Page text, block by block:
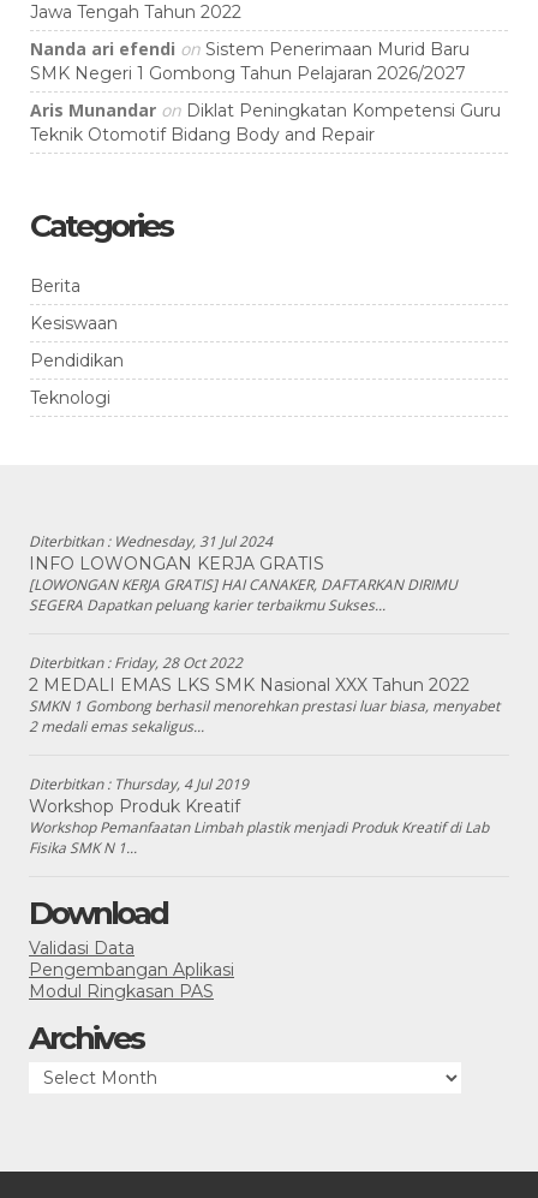
Jawa Tengah Tahun 2022
Nanda ari efendi on Sistem Penerimaan Murid Baru
SMK Negeri 1 Gombong Tahun Pelajaran 2026/2027
Aris Munandar on Diklat Peningkatan Kompetensi Guru
Teknik Otomotif Bidang Body and Repair
Categories
Berita
Kesiswaan
Pendidikan
Teknologi
Diterbitkan : Wednesday, 31 Jul 2024
INFO LOWONGAN KERJA GRATIS
[LOWONGAN KERJA GRATIS] HAI CANAKER, DAFTARKAN DIRIMU
SEGERA Dapatkan peluang karier terbaikmu Sukses...
Diterbitkan :Friday, 28 Oct 2022
2 MEDALI EMAS LKS SMK Nasional XXX Tahun 2022
SMKN 1 Gombong berhasil menorehkan prestasi luar biasa, menyabet
2 medali emas sekaligus...
Diterbitkan : Thursday, 4 Jul 2019
Workshop Produk Kreatif
Workshop Pemanfaatan Limbah plastik menjadi Produk Kreatif di Lab
Fisika SMK N 1...
Download
Validasi Data
Pengembangan Aplikasi
Modul Ringkasan PAS
Archives
Archives